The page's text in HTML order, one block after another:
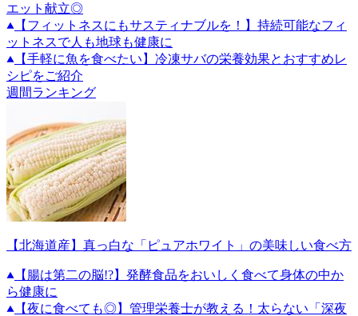
エット献立◎
【フィットネスにもサスティナブルを！】持続可能なフィ
ットネスで人も地球も健康に
【手軽に魚を食べたい】冷凍サバの栄養効果とおすすめレ
シピをご紹介
週間ランキング
【北海道産】真っ白な「ピュアホワイト」の美味しい食べ方
【腸は第二の脳!?】発酵食品をおいしく食べて身体の中か
ら健康に
【夜に食べても◎】管理栄養士が教える！太らない「深夜